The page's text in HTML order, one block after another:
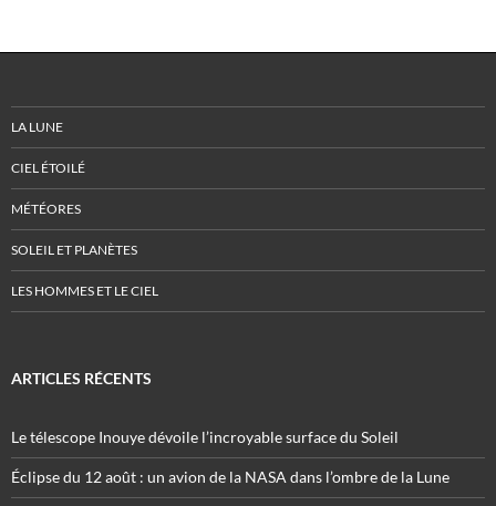
LA LUNE
CIEL ÉTOILÉ
MÉTÉORES
SOLEIL ET PLANÈTES
LES HOMMES ET LE CIEL
ARTICLES RÉCENTS
Le télescope Inouye dévoile l’incroyable surface du Soleil
Éclipse du 12 août : un avion de la NASA dans l’ombre de la Lune